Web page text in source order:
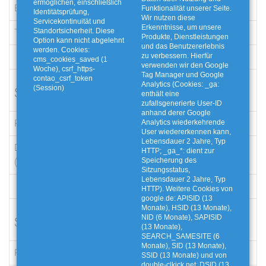
Ehrenburg
Tankstelle Schmidt Hauptstraße 3
Siedenburg
Rathaus
Dorfmarkt und Café
(Mellinghausen)
Dorfstraße 32
Stuhr
Rathaus
Blockener Straße 6
ermöglichen, einschließlich
Identitätsprüfung,
Servicekontinuität und
Standortsicherheit. Diese
Option kann nicht abgelehnt
werden. Cookies:
cms_cookies_saved (1
Woche), csrf_https-
contao_csrf_token
(Session)
Funktionalität unserer Seite.
Wir nutzen diese
Erkenntnisse, um unsere
Produkte, Dienstleistungen
und das Benutzererlebnis
zu verbessern. Hierfür
verwenden wir den Google
Tag Manager und Google
Analytics (Cookies: _ga:
enthält eine
zufallsgenerierte User-ID
anhand derer Google
Analytics wiederkehrende
User wiedererkennen kann,
Lebensdauer 2 Jahre, Typ
HTTP; _ga_*: dient zur
Speicherung des
Sitzungsstatus,
Lebensdauer 2 Jahre, Typ
HTTP). Weitere Cookies von
google.de: APISID (13
Monate), HSID (13 Monate),
NID (6 Monate), SAPISID
(13 Monate),
SEARCH_SAMESITE (6
Monate), SID (13 Monate),
SSID (13 Monate) und von